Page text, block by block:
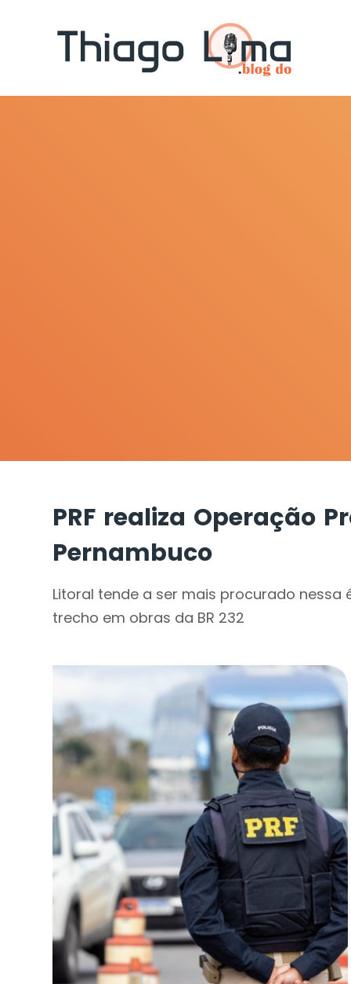
PRF realiza Operação
Pernambuco
Litoral tende a ser mais procurado
trecho em obras da BR 232